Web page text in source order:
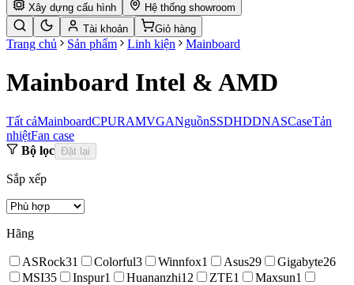
Xây dựng cấu hình
Hệ thống showroom
Tài khoản
Giỏ hàng
Trang chủ Sản phẩm Linh kiện Mainboard
Mainboard Intel & AMD
Tất cảMainboardCPURAMVGANguồnSSDHDDNASCaseTản
nhiệtFan case
Bộ lọc Đặt lại
Sắp xếp
Hãng
ASRock31 Colorful3 Winnfox1 Asus29 Gigabyte26
MSI35 Inspur1 Huananzhi12 ZTE1 Maxsun1